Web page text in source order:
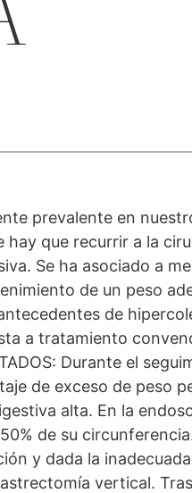
prevalente en
que recurrir a la
Se ha asociado a
de un peso
de
a tratamiento
Durante el
de exceso de peso
alta. En la
de su
y dada la
vertical.